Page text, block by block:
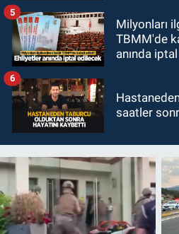
Milyonları
TBMM'de
anında
5
saatler
6